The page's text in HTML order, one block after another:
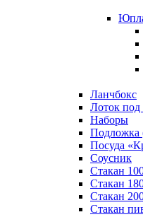
Ланчбокс
Лоток под
Наборы
Подложка
Посуда
Соусник
Стакан
Стакан
Стакан
Стакан